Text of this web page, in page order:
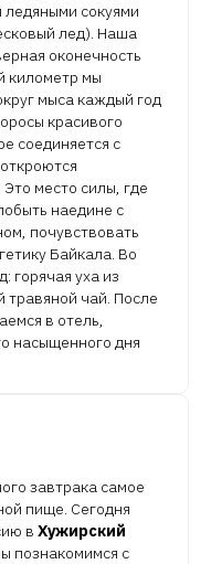
сокуями
лед). Наша
оконечность
километр мы
мыса каждый год
красивого
соединяется с
место силы, где
наедине с
почувствовать
Байкала. Во
горячая уха из
травяной чай. После
в отель,
насыщенного дня
завтрака самое
пище. Сегодня
в Хужирский
познакомимся с